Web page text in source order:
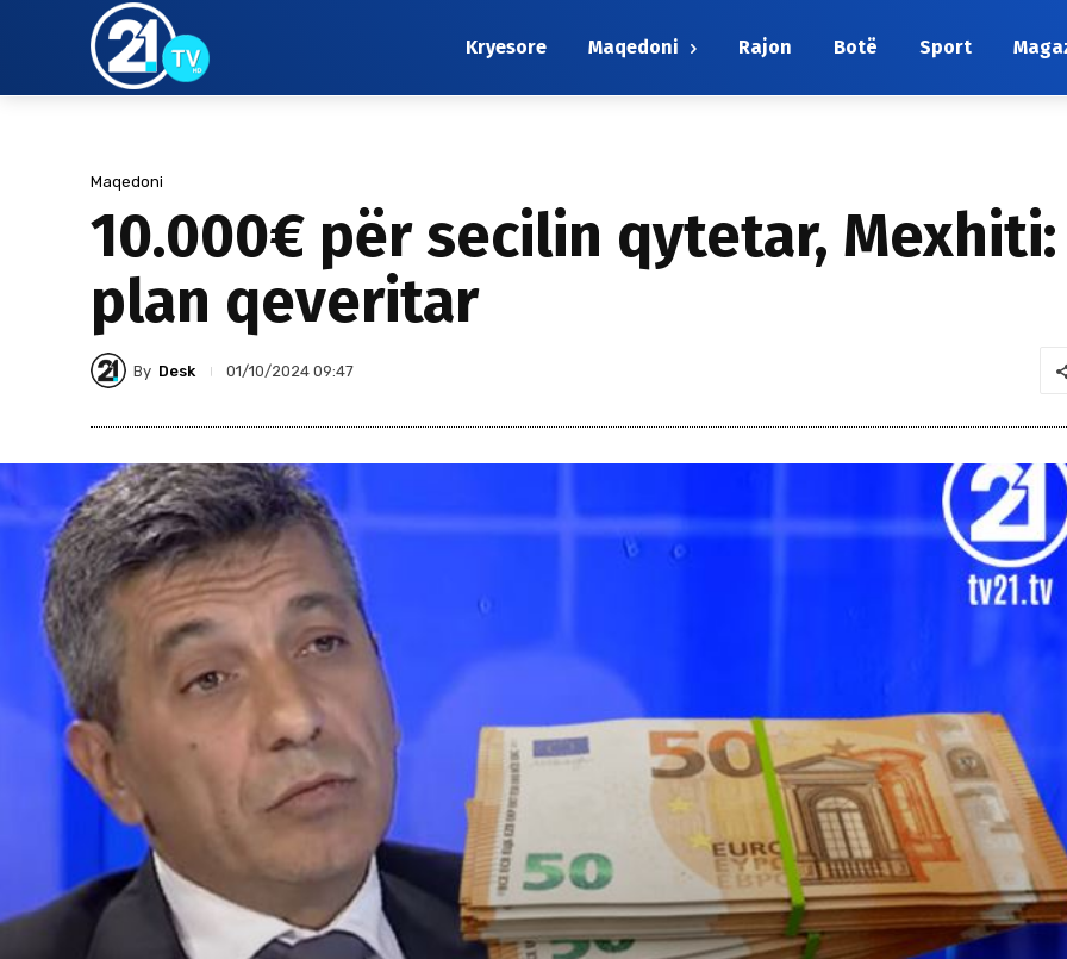
Kryesore Maqedoni Rajon Botë Sport
Maqedoni
10.000€ për secilin qytetar,
plan qeveritar
By Desk 01/10/2024 09:47